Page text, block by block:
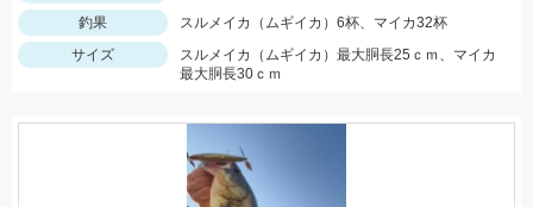
釣果
スルメイカ（ムギイカ）6杯、マイカ32杯
サイズ
スルメイカ（ムギイカ）最大胴長25ｃｍ、マイカ
最大胴長30ｃｍ